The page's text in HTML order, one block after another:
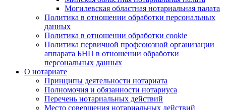
Могилевская областная нотариальная палата
Политика в отношении обработки персональных
данных
Политика в отношении обработки cookie
Политика первичной профсоюзной организации
аппарата БНП в отношении обработки
персональных данных
О нотариате
Принципы деятельности нотариата
Полномочия и обязанности нотариуса
Перечень нотариальных действий
Место совершения нотариальных действий